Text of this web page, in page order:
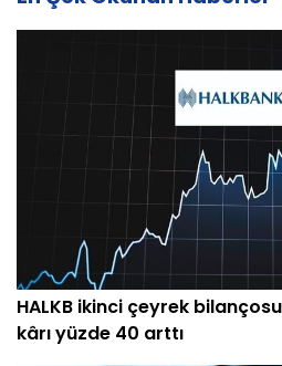
HALKB ikinci çeyrek
kârı yüzde 40 arttı